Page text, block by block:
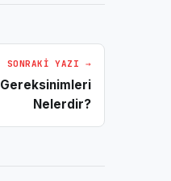
SONRAKI YAZI →
Nelerdir?